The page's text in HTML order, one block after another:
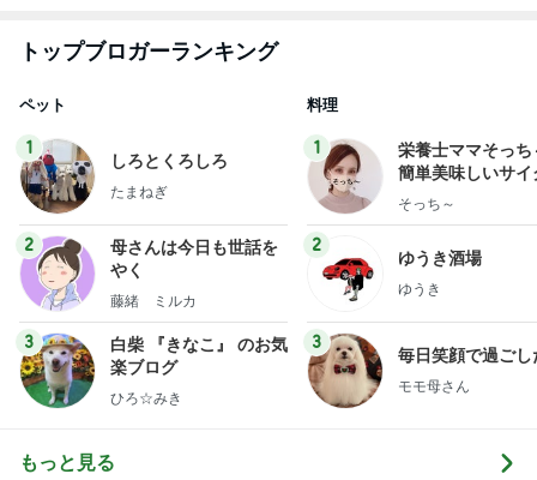
トップブロガーランキング
ペット
1
しろとくろしろ
たまねぎ
2
母さんは今日も世話を
やく
藤緒 ミルカ
3
白柴 『きなこ』 のお気
楽ブログ
ひろ☆みき
料理
1
栄養士ママそっち
簡単美味しいサイ
献立
そっち～
2
ゆうき酒場
ゆうき
3
毎日笑顔で過ごし
モモ母さん
もっと見る